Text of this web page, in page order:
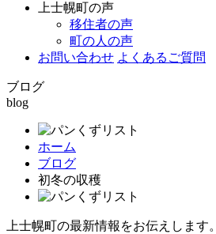
上士幌町の声
移住者の声
町の人の声
お問い合わせ よくあるご質問
ブログ
blog
ホーム
ブログ
初冬の収穫
上士幌町の最新情報をお伝えします。